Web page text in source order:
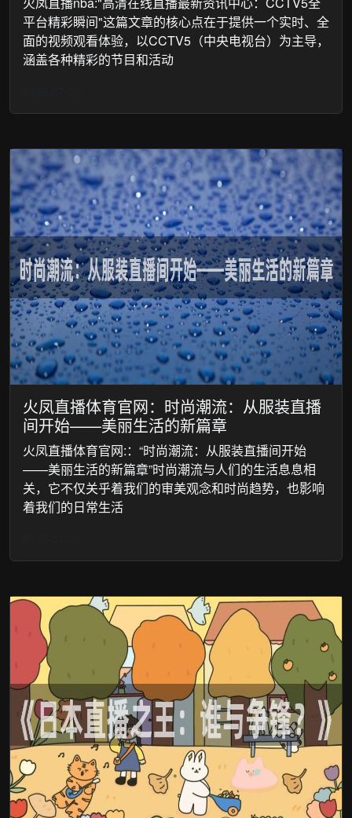
平台精彩瞬间"这篇文章的核心点在于提供一个实时、全
面的视频观看体验，以CCTV5（中央电视台）为主导，
涵盖各种精彩的节目和活动
火凤直播体育官网：时尚潮流：从服装直播
间开始——美丽生活的新篇章
火凤直播体育官网:：“时尚潮流：从服装直播间开始
——美丽生活的新篇章”时尚潮流与人们的生活息息相
关，它不仅关乎着我们的审美观念和时尚趋势，也影响
着我们的日常生活